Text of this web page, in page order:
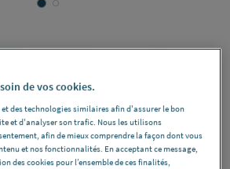
- Egal
34241
1/2" (15 x 21 mm)
de vos cookies.
des technologies similaires afin d'assurer le bon
et d'analyser son trafic. Nous les utilisons
afin de mieux comprendre la façon dont vous
et nos fonctionnalités. En acceptant ce message,
des cookies pour l’ensemble de ces finalités,